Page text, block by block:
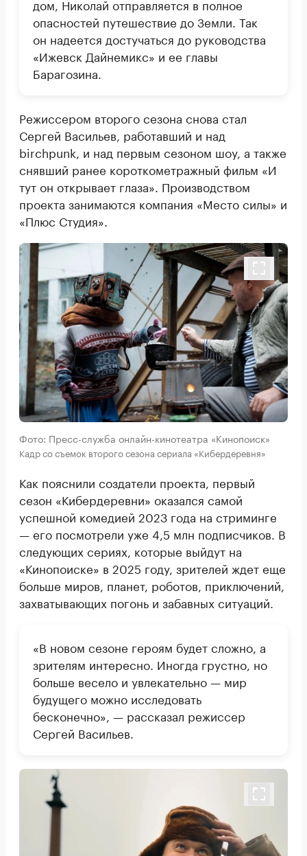
дом, Николай отправляется в полное
опасностей путешествие до Земли. Так
он надеется достучаться до руководства
«Ижевск Дайнемикс» и ее главы
Барагозина.
Режиссером второго сезона снова стал
Сергей Васильев, работавший и над
birchpunk, и над первым сезоном шоу, а также
снявший ранее короткометражный фильм «И
тут он открывает глаза». Производством
проекта занимаются компания «Место силы» и
«Плюс Студия».
Фото: Пресс-служба онлайн-кинотеатра «Кинопоиск»
Кадр со съемок второго сезона сериала «Кибердеревня»
Как пояснили создатели проекта, первый
сезон «Кибердеревни» оказался самой
успешной комедией 2023 года на стриминге
— его посмотрели уже 4,5 млн подписчиков. В
следующих сериях, которые выйдут на
«Кинопоиске» в 2025 году, зрителей ждет еще
больше миров, планет, роботов, приключений,
захватывающих погонь и забавных ситуаций.
«В новом сезоне героям будет сложно, а
зрителям интересно. Иногда грустно, но
больше весело и увлекательно — мир
будущего можно исследовать
бесконечно», — рассказал режиссер
Сергей Васильев.